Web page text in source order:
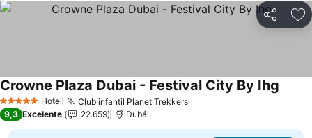
Compartir
5 Estrellas Hotel Club infantil Planet TrekkersVer precios
Crowne Plaza Dubai - Festival City By Ihg
9,3 Excelente 22.659 Dubái